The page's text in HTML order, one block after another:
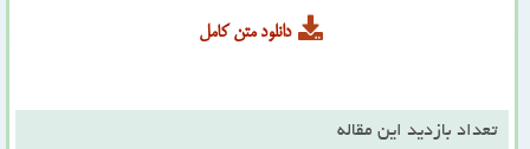
دانلود متن کامل
تعداد بازدید این مقاله